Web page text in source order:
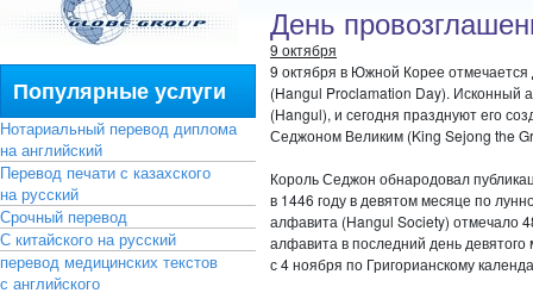
Популярные услуги
Нотариальный перевод диплома
на английский
Перевод печати с казахского
на русский
Срочный перевод
С китайского на русский
перевод медицинских текстов
с английского
День
9 октября
9 октября в Южной Корее
(Hangul Proclamation Day). Исконный
(Hangul), и сегодня празднуют его
Седжоном Великим (King Sejong the
Король Седжон обнародовал
в 1446 году в девятом месяце по
алфавита (Hangul Society) отмечало
алфавита в последний день
с 4 ноября по Григорианскому